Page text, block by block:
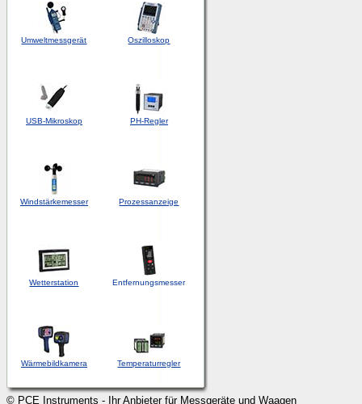
Umweltmessgerät Oszilloskop
USB-Mikroskop PH-Regler
Windstärkemesser Prozessanzeige
Wetterstation Entfernungsmesser
Wärmebildkamera Temperaturregler
© PCE Instruments - Ihr Anbieter für Messgeräte und Waagen